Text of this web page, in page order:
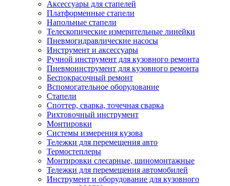
Аксессуары для стапелей
Платформенные стапели
Напольные стапели
Телескопические измерительные линейки
Пневмогидравлические насосы
Инструмент и аксессуары
Ручной инструмент для кузовного ремонта
Пневмоинструмент для кузовного ремонта
Беспокрасочный ремонт
Вспомогательное оборудование
Стапели
Споттер, сварка, точечная сварка
Рихтовочный инструмент
Монтировки
Системы измерения кузова
Тележки для перемещения авто
Термостеплеры
Монтировки слесарные, шиномонтажные
Тележки для перемещения автомобилей
Инструмент и оборудование для кузовного